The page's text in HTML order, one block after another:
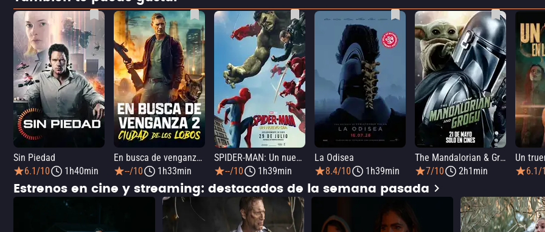
Sin Piedad
6.1/10
1h40min
En busca de venganza 2: Ciudad de los lobos
--/10
1h33min
SPIDER-MAN: Un nuevo día
--/10
1h39min
La Odisea
8.4/10
1h39min
The Mandalorian & Grogu
7/10
2h1min
6.1/
Estrenos en cine y streaming: destacados de la semana pasada